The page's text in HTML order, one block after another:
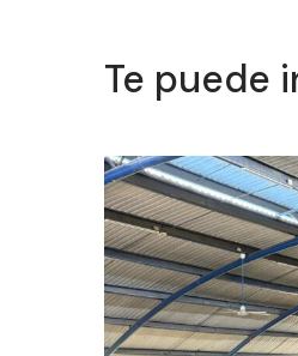
Te puede